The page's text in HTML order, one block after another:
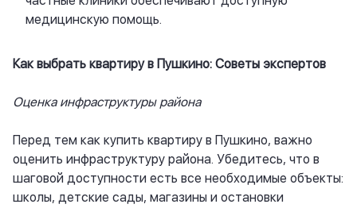
медицинскую помощь.
Как выбрать квартиру в Пушкино: Советы экспертов
Оценка инфраструктуры района
Перед тем как купить квартиру в Пушкино, важно
оценить инфраструктуру района. Убедитесь, что в
шаговой доступности есть все необходимые объекты:
школы, детские сады, магазины и остановки